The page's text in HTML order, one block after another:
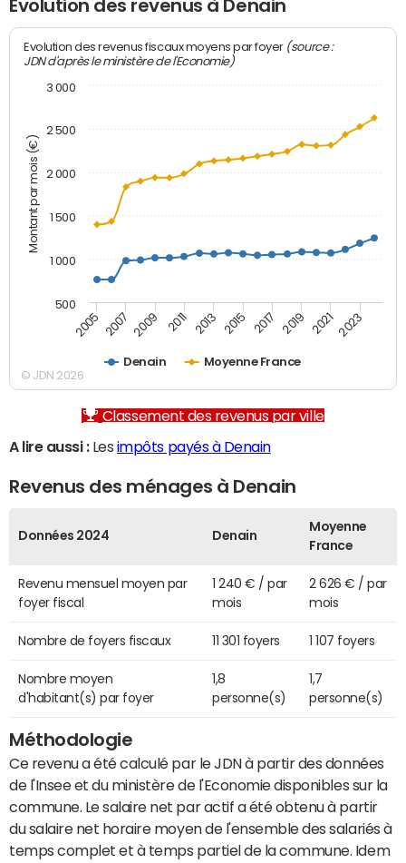
Evolution des revenus à Denain
Montant par mois (€)
Evolution des revenus fiscaux moyens par foyer (source :
JDN d'après le ministère de l'Economie)
Denain Moyenne France
2005 2007 2009 2011 2013 2015 2017 2019 2021 2023
500
1 000
1 500
2 000
2 500
3 000
© JDN 2026
Classement des revenus par ville
A lire aussi :Les impôts payés à Denain
Revenus des ménages à Denain
Données 2024 Denain
Moyenne
France
Revenu mensuel moyen par
foyer fiscal
1 240 € / par
mois
2 626 € / par
mois
Nombre de foyers fiscaux 11 301 foyers 1 107 foyers
Nombre moyen
d'habitant(s) par foyer
1,8
personne(s)
1,7
personne(s)
Méthodologie
Ce revenu a été calculé par le JDN à partir des données
de l'Insee et du ministère de l'Economie disponibles sur la
commune. Le salaire net par actif a été obtenu à partir
du salaire net horaire moyen de l'ensemble des salariés à
temps complet et à temps partiel de la commune. Idem